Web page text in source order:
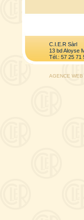
C.I.E.R Sàrl
13 bd Aloyse
Tél.: 57 25 71
AGENCE WEB